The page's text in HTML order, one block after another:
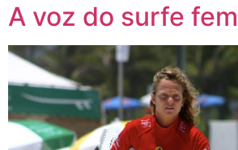
A voz do surfe